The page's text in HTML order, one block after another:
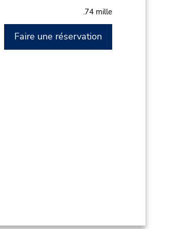
.74 mille
Faire une réservation